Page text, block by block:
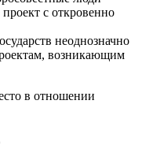
с откровенно
неоднозначно
возникающим
в отношении